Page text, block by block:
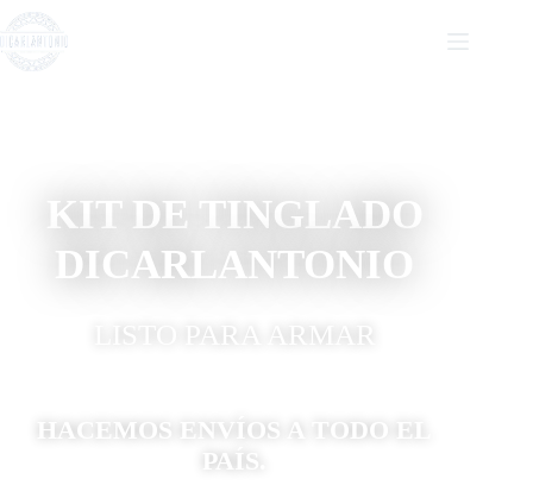
KIT DE TINGLADO
DICARLANTONIO
LISTO PARA ARMAR
HACEMOS ENVÍOS A TODO EL
PAÍS.